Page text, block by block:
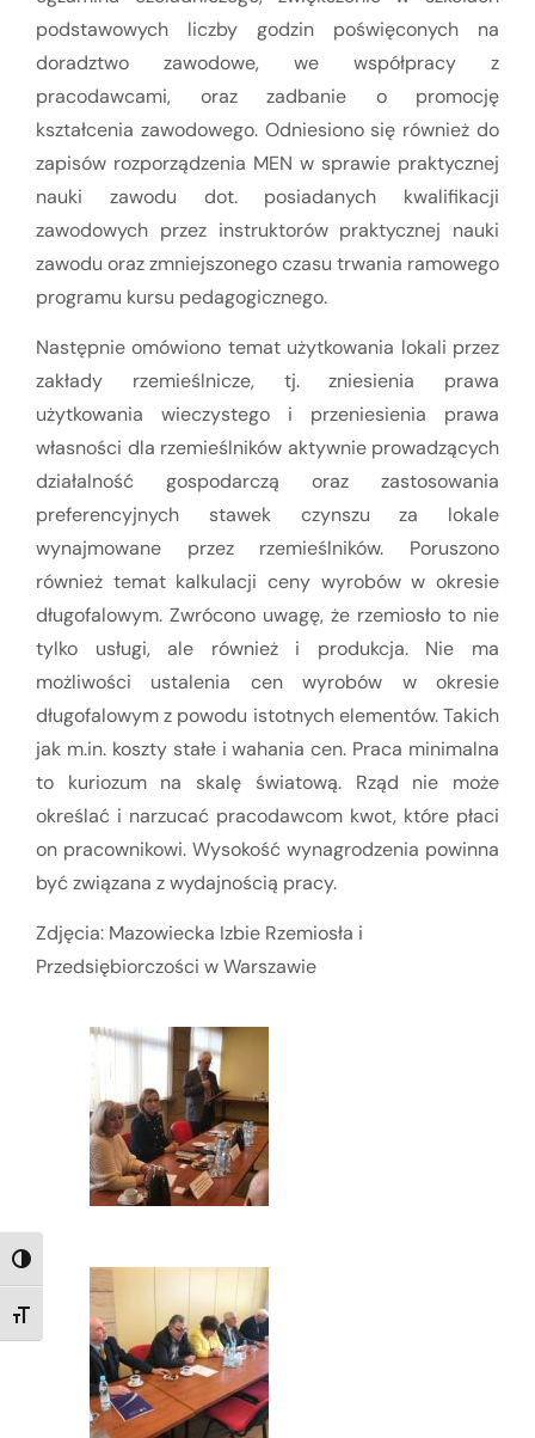
TOGGLE HIGH CONTRAST
TOGGLE FONT SIZE
podstawowych liczby godzin poświęconych na
doradztwo zawodowe, we współpracy z
pracodawcami, oraz zadbanie o promocję
kształcenia zawodowego. Odniesiono się również do
zapisów rozporządzenia MEN w sprawie praktycznej
nauki zawodu dot. posiadanych kwalifikacji
zawodowych przez instruktorów praktycznej nauki
zawodu oraz zmniejszonego czasu trwania ramowego
programu kursu pedagogicznego.
Następnie omówiono temat użytkowania lokali przez
zakłady rzemieślnicze, tj. zniesienia prawa
użytkowania wieczystego i przeniesienia prawa
własności dla rzemieślników aktywnie prowadzących
działalność gospodarczą oraz zastosowania
preferencyjnych stawek czynszu za lokale
wynajmowane przez rzemieślników. Poruszono
również temat kalkulacji ceny wyrobów w okresie
długofalowym. Zwrócono uwagę, że rzemiosło to nie
tylko usługi, ale również i produkcja. Nie ma
możliwości ustalenia cen wyrobów w okresie
długofalowym z powodu istotnych elementów. Takich
jak m.in. koszty stałe i wahania cen. Praca minimalna
to kuriozum na skalę światową. Rząd nie może
określać i narzucać pracodawcom kwot, które płaci
on pracownikowi. Wysokość wynagrodzenia powinna
być związana z wydajnością pracy.
Zdjęcia: Mazowiecka Izbie Rzemiosła i
Przedsiębiorczości w Warszawie